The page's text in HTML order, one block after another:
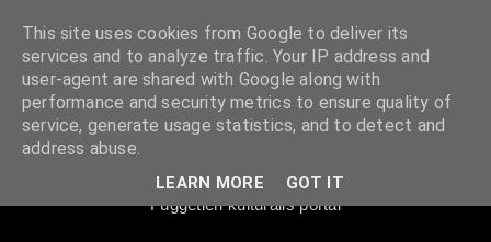
Súgópéldány
Független kulturális portál
This site uses cookies from Google to deliver its
services and to analyze traffic. Your IP address and
user-agent are shared with Google along with
performance and security metrics to ensure quality of
service, generate usage statistics, and to detect and
address abuse.
LEARN MORE GOT IT